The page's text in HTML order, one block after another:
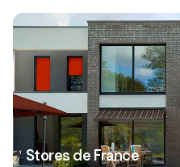
Stores de France